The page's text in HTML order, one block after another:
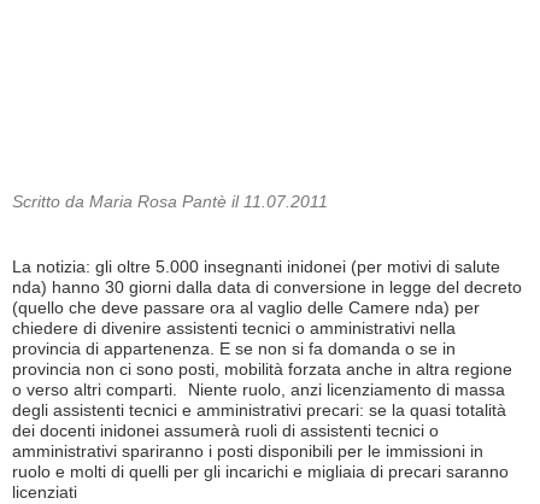
Scritto da Maria Rosa Pantè il 11.07.2011
La notizia: gli oltre 5.000 insegnanti inidonei (per motivi di salute
nda) hanno 30 giorni dalla data di conversione in legge del decreto
(quello che deve passare ora al vaglio delle Camere nda) per
chiedere di divenire assistenti tecnici o amministrativi nella
provincia di appartenenza. E se non si fa domanda o se in
provincia non ci sono posti, mobilità forzata anche in altra regione
o verso altri comparti. Niente ruolo, anzi licenziamento di massa
degli assistenti tecnici e amministrativi precari: se la quasi totalità
dei docenti inidonei assumerà ruoli di assistenti tecnici o
amministrativi spariranno i posti disponibili per le immissioni in
ruolo e molti di quelli per gli incarichi e migliaia di precari saranno
licenziati